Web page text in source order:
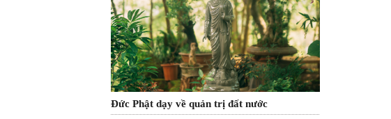
Đức Phật dạy về quản trị đất nước